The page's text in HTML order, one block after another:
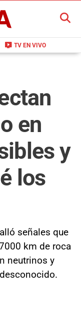
live_tv TV EN VIVO
BUSCAR
en
y
los
señales que
km de roca
neutrinos y